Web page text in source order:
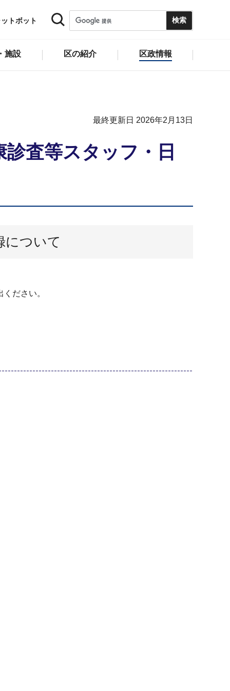
トボット
施設 区の紹介 区政情報
最終更新日 2026年2月13日
診査等スタッフ・日
について
ださい。